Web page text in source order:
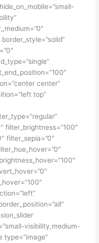
center”
top”
filter_brightness=”100″
filter_sepia=”0″
visibility,medium-
type=”image”